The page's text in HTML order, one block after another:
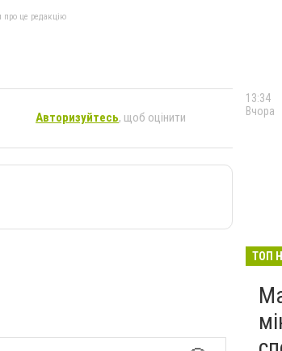
про це редакцію
Авторизуйтесь, щоб оцінити
13:34
Вчора
ТОП